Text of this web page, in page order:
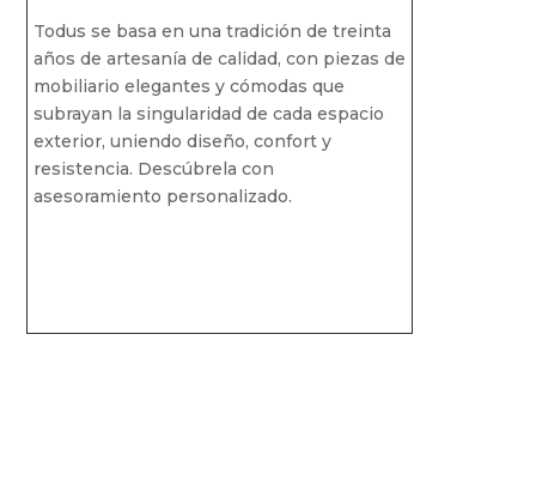
Todus se basa en una tradición de treinta
años de artesanía de calidad, con piezas de
mobiliario elegantes y cómodas que
subrayan la singularidad de cada espacio
exterior, uniendo diseño, confort y
resistencia. Descúbrela con
asesoramiento personalizado.